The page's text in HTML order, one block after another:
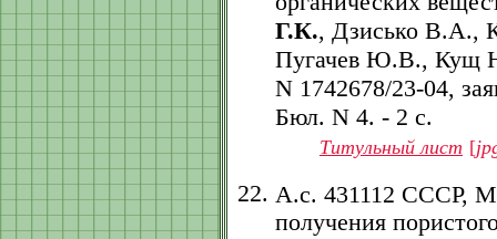
Г.К., Дзисько В.А.,
Пугачев Ю.В., Кущ
N 1742678/23-04,
Бюл. N 4. - 2 с.
Титульный лист [
А.с. 431112 СССР,
получения